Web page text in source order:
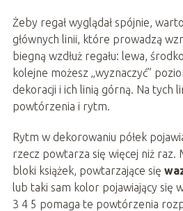
Żeby regał wyglądał spójnie,
głównych linii, które prowadzą
biegną wzdłuż regału: lewa,
kolejne możesz „wyznaczyć”
dekoracji i ich linią górną. Na tych
powtórzenia i rytm.
Rytm w dekorowaniu półek
rzecz powtarza się więcej niż raz.
bloki książek, powtarzające się
lub taki sam kolor pojawiający się
3 4 5 pomaga te powtórzenia